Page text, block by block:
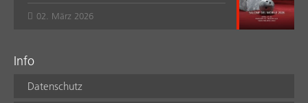
02. März 2026
Info
Datenschutz